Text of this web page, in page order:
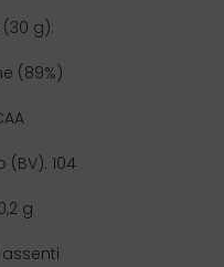
g):
(89%)
104
g